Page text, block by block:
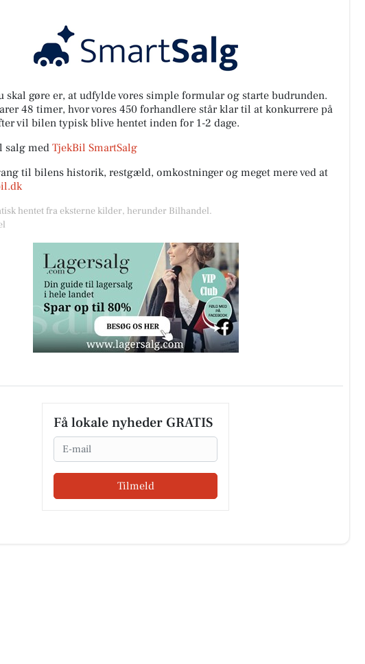
skal gøre er, at udfylde vores simple formular og starte budrunden.
48 timer, hvor vores 450 forhandlere står klar til at konkurrere på
vil bilen typisk blive hentet inden for 1-2 dage.
med TjekBil SmartSalg
til bilens historik, restgæld, omkostninger og meget mere ved at
hentet fra eksterne kilder, herunder Bilhandel.
Få lokale nyheder GRATIS
Email
Tilmeld